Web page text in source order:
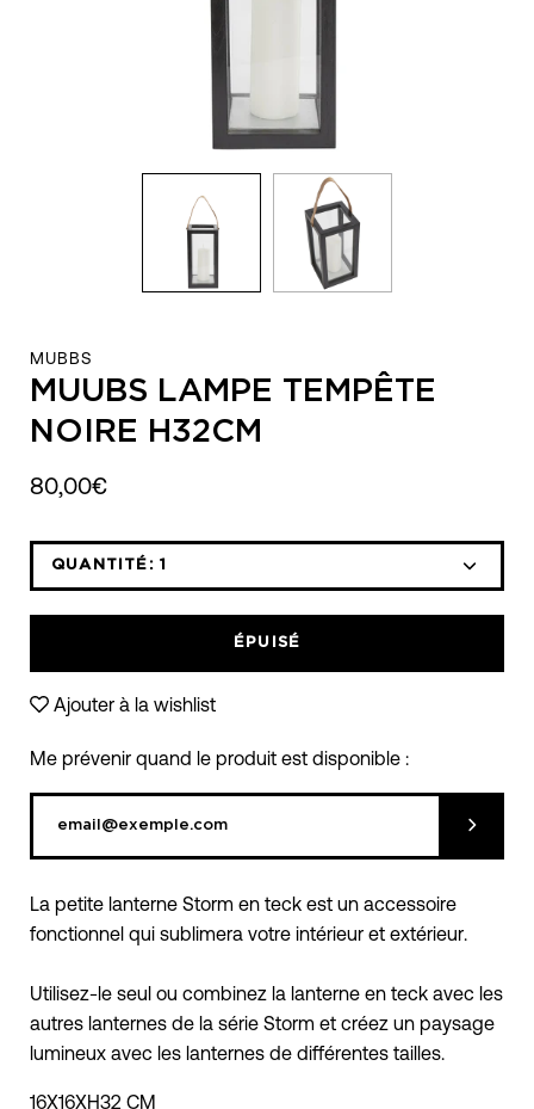
MUBBS
MUUBS LAMPE TEMPÊTE
NOIRE H32CM
80,00€
QUANTITÉ: 1
ÉPUISÉ
Ajouter à la wishlist
Me prévenir quand le produit est disponible :
La petite lanterne Storm en teck est un accessoire
fonctionnel qui sublimera votre intérieur et extérieur.
Utilisez-le seul ou combinez la lanterne en teck avec les
autres lanternes de la série Storm et créez un paysage
lumineux avec les lanternes de différentes tailles.
16X16XH32 CM